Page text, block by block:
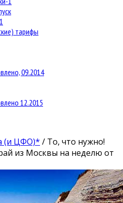
тарифы
09.2014
12.2015
(и ЦФО)* / То, что нужно!
из Москвы на неделю от